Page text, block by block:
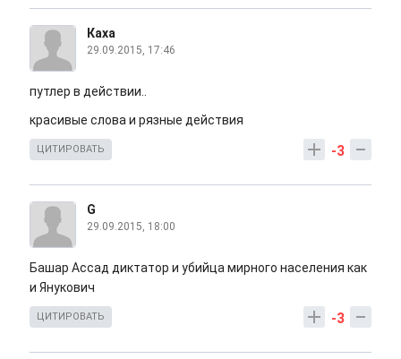
Каха
29.09.2015, 17:46
путлер в действии..
красивые слова и рязные действия
-3
ЦИТИРОВАТЬ
G
29.09.2015, 18:00
Башар Ассад диктатор и убийца мирного населения как
и Янукович
-3
ЦИТИРОВАТЬ